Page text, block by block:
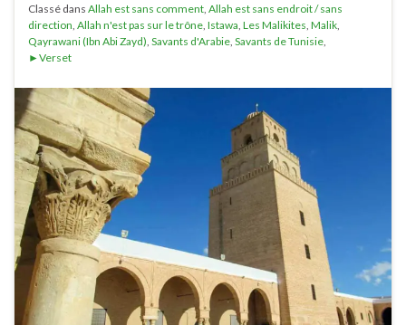
Classé dans Allah est sans comment Allah est sans endroit / sans
direction Allah n'est pas sur le trône Istawa Les Malikites Malik
Qayrawani (Ibn Abi Zayd) Savants d'Arabie Savants de Tunisie
►Verset